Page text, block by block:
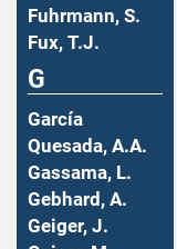
Fuhrmann, S.
Fux, T.J.
G
García
Quesada, A.A.
Gassama, L.
Gebhard, A.
Geiger, J.